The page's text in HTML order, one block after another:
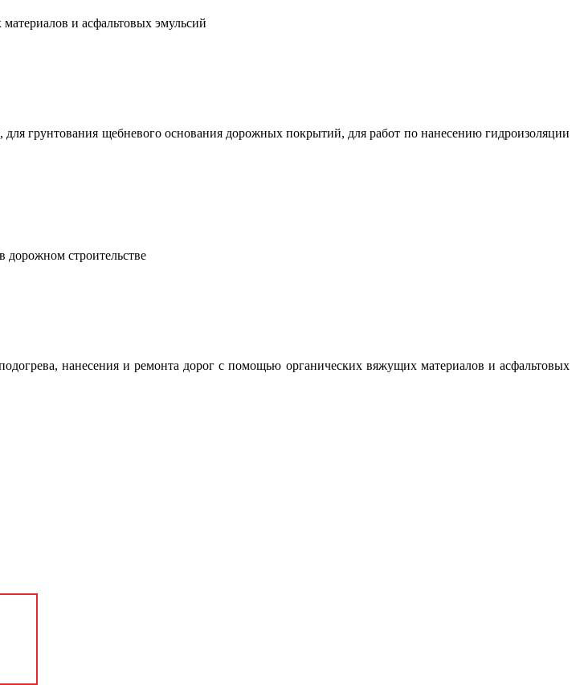
и асфальтовых эмульсий
грунтования щебневого основания дорожных покрытий, для работ по нанесению гидроизоляции
дорожном строительстве
нанесения и ремонта дорог с помощью органических вяжущих материалов и асфальтовых